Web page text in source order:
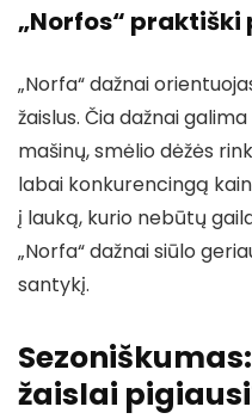
„Norfos“
„Norfa“ dažnai
žaislus. Čia dažnai
mašinų, smėlio dėžės
labai konkurencingą
į lauką, kurio nebūtų
„Norfa“ dažnai siūlo
santykį.
žaislai